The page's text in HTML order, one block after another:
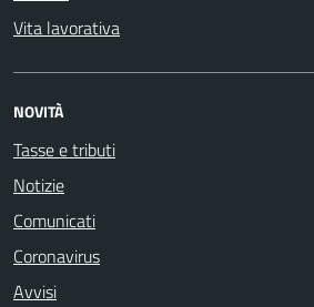
Vita lavorativa
NOVITÀ
Tasse e tributi
Notizie
Comunicati
Coronavirus
Avvisi